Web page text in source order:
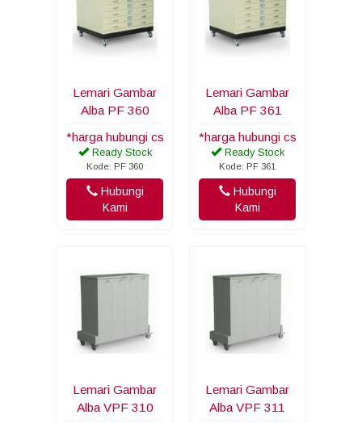
Lemari Gambar
Alba PF 360
*harga hubungi cs
Ready Stock
Kode: PF 360
Hubungi
Kami
Lemari Gambar
Alba PF 361
*harga hubungi cs
Ready Stock
Kode: PF 361
Hubungi
Kami
Lemari Gambar
Alba VPF 310
Lemari Gambar
Alba VPF 311